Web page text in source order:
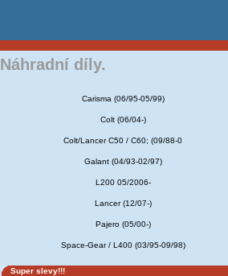
Náhradní díly.
Carisma (06/95-05/99)
Colt (06/04-)
Colt/Lancer C50 / C60; (09/88-0
Galant (04/93-02/97)
L200 05/2006-
Lancer (12/07-)
Pajero (05/00-)
Space-Gear / L400 (03/95-09/98)
Super slevy!!!